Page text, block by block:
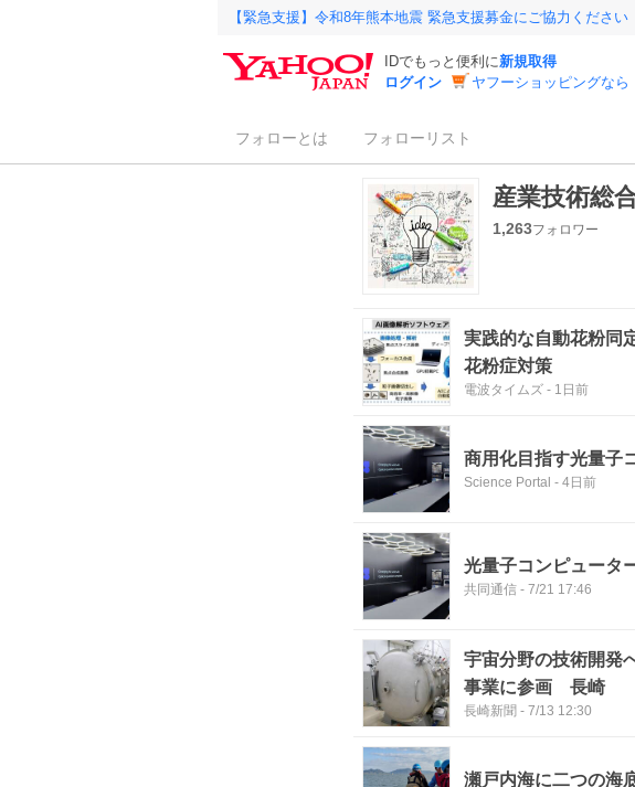
【緊急支援】令和8年熊本地震 緊急支援募金にご協力ください
IDでもっと便利に新規取得
ログイン
ヤフーショッピングなら
フォローとは フォローリスト
産業技術総
1,263フォロワー
実践的な自動花粉同
花粉症対策
電波タイムズ - 1日前
商用化目指す光量子
Science Portal - 4日前
光量子コンピュータ
共同通信 - 7/21 17:46
宇宙分野の技術開発
事業に参画 長崎
長崎新聞 - 7/13 12:30
瀬戸内海に二つの海